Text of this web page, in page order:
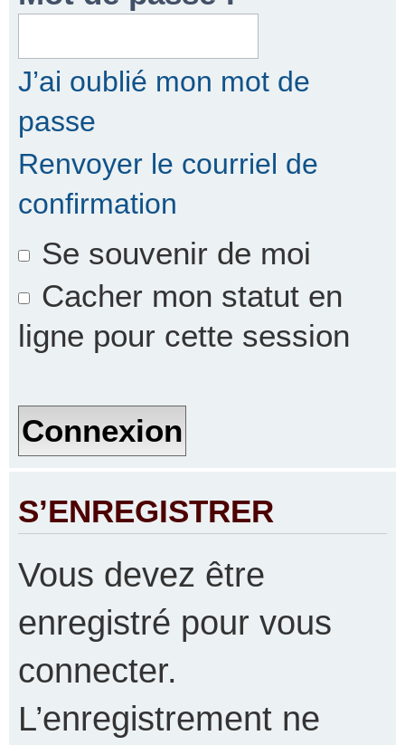
J’ai oublié mon mot de
passe
Renvoyer le courriel de
confirmation
Se souvenir de moi
Cacher mon statut en
ligne pour cette session
S’ENREGISTRER
Vous devez être
enregistré pour vous
connecter.
L’enregistrement ne